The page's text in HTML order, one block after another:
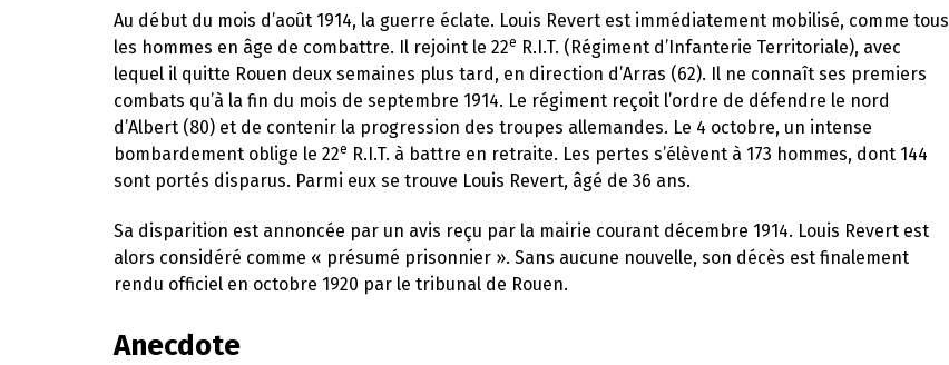
Au début du mois d’août 1914, la guerre éclate. Louis Revert est immédiatement mobilisé, comme tous
les hommes en âge de combattre. Il rejoint le 22e R.I.T. (Régiment d’Infanterie Territoriale), avec
lequel il quitte Rouen deux semaines plus tard, en direction d’Arras (62). Il ne connaît ses premiers
combats qu’à la fin du mois de septembre 1914. Le régiment reçoit l’ordre de défendre le nord
d’Albert (80) et de contenir la progression des troupes allemandes. Le 4 octobre, un intense
bombardement oblige le 22e R.I.T. à battre en retraite. Les pertes s’élèvent à 173 hommes, dont 144
sont portés disparus. Parmi eux se trouve Louis Revert, âgé de 36 ans.
Sa disparition est annoncée par un avis reçu par la mairie courant décembre 1914. Louis Revert est
alors considéré comme « présumé prisonnier ». Sans aucune nouvelle, son décès est finalement
rendu officiel en octobre 1920 par le tribunal de Rouen.
Anecdote